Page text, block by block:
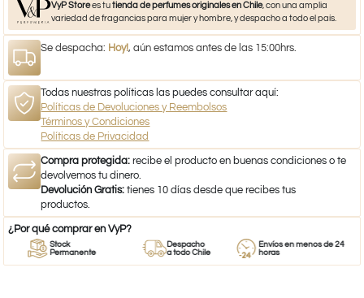
VyP Storees tutienda de perfumes originales en Chile, con una amplia
variedad de fragancias para mujer y hombre, y despacho a todo el país.
Se despacha: Hoy!, aún estamos antes de las 15:00hrs.
Todas nuestras políticas las puedes consultar aquí:
Políticas de Devoluciones y Reembolsos
Términos y Condiciones
Políticas de Privacidad
Compra protegida: recibe el producto en buenas condiciones o te
devolvemos tu dinero.
Devolución Gratis: tienes 10 días desde que recibes tus
productos.
¿Por qué comprar en VyP?
Stock
Permanente
Despacho
a todo Chile
Envíos en menos de 24
horas